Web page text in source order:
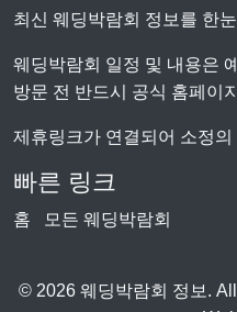
최신 웨딩박람회 정보를 한
웨딩박람회 일정 및 내용은
방문 전 반드시 공식 홈페이
제휴링크가 연결되어 소정
빠른 링크
홈 모든 웨딩박람회
© 2026 웨딩박람회 정보.